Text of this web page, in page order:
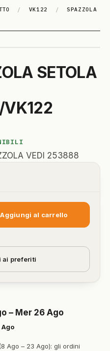
/ VK122 /
SPAZZOLA
SETOLA
VEDI 253888
Aggiungi al carrello
ai preferiti
– Mer 26 Ago
Ago
Ago – 23 Ago): gli ordini